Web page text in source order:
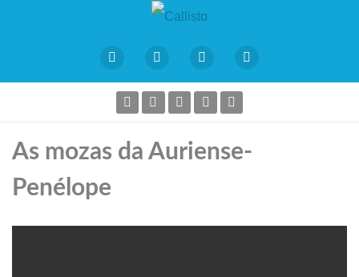
As mozas da Auriense-
Penélope